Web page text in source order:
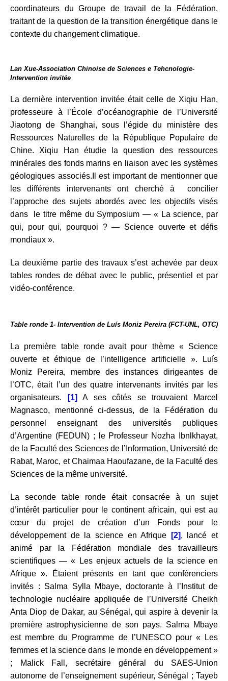
coordinateurs du Groupe de travail de la Fédération,
traitant de la question de la transition énergétique dans le
contexte du changement climatique.
Lan Xue-Association Chinoise de Sciences e Tehcnologie-
Intervention invitée
La dernière intervention invitée était celle de Xiqiu Han,
professeure à l’École d’océanographie de l’Université
Jiaotong de Shanghai, sous l’égide du ministère des
Ressources Naturelles de la République Populaire de
Chine. Xiqiu Han étudie la question des ressources
minérales des fonds marins en liaison avec les systèmes
géologiques associés.Il est important de mentionner que
les différents intervenants ont cherché à concilier
l’approche des sujets abordés avec les objectifs visés
dans le titre même du Symposium ― « La science, par
qui, pour qui, pourquoi ? ― Science ouverte et défis
mondiaux ».
La deuxième partie des travaux s’est achevée par deux
tables rondes de débat avec le public, présentiel et par
vidéo-conférence.
Table ronde 1- Intervention de Luís Moniz Pereira (FCT-UNL, OTC)
La première table ronde avait pour thème « Science
ouverte et éthique de l’intelligence artificielle ». Luís
Moniz Pereira, membre des instances dirigeantes de
l’OTC, était l’un des quatre intervenants invités par les
organisateurs.
[1] A ses côtés se trouvaient Marcel
Magnasco, mentionné ci-dessus, de la Fédération du
personnel enseignant des universités publiques
d’Argentine (FEDUN) ; le Professeur Nozha Ibnlkhayat,
de la Faculté des Sciences de l’Information, Université de
Rabat, Maroc, et Chaimaa Haoufazane, de la Faculté des
Sciences de la même université.
La seconde table ronde était consacrée à un sujet
d’intérêt particulier pour le continent africain, qui est au
cœur du projet de création d’un Fonds pour le
développement de la science en Afrique
[2], lancé et
animé par la Fédération mondiale des travailleurs
scientifiques ― « Les enjeux actuels de la science en
Afrique ». Étaient présents en tant que conférenciers
invités : Salma Sylla Mbaye, doctorante à l’Institut de
technologie nucléaire appliquée de l’Université Cheikh
Anta Diop de Dakar, au Sénégal, qui aspire à devenir la
première astrophysicienne de son pays. Salma Mbaye
est membre du Programme de l’UNESCO pour « Les
femmes et la science dans le monde en développement »
; Malick Fall, secrétaire général du SAES-Union
autonome de l’enseignement supérieur, Sénégal ; Tayeb